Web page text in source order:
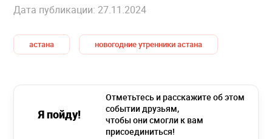
Дата публикации: 27.11.2024
астана новогодние утренники астана
Я пойду!
Отметьтесь и расскажите об этом
событии друзьям,
чтобы они смогли к вам
присоединиться!